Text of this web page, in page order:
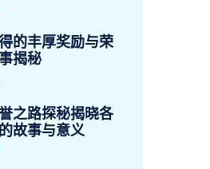
的丰厚奖励与荣
揭秘
之路探秘揭晓各
故事与意义